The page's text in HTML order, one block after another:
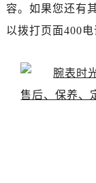
容。如果您还有
以拨打页面400